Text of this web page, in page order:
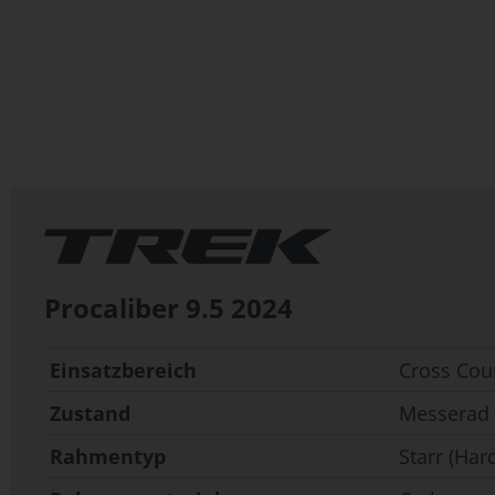
Bildergalerie
Procaliber 9.5 2024
Einsatzbereich
Cross
Zustand
Messerad
Rahmentyp
Starr